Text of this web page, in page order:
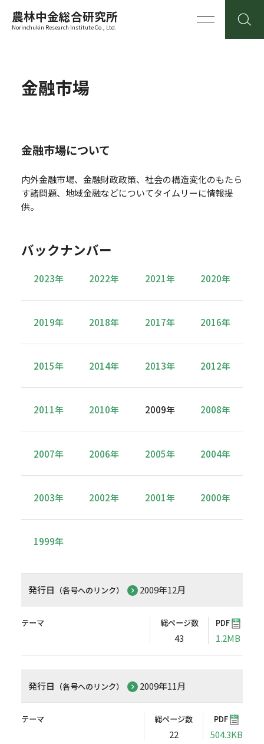
農林中金総合研究所
Norinchukin Research Institute Co., Ltd.
金融市場
金融市場について
内外金融市場、金融財政政策、社会の構造変化のもたら
す諸問題、地域金融などについてタイムリーに情報提
供。
バックナンバー
2023年 2022年 2021年 2020年
2019年 2018年 2017年 2016年
2015年 2014年 2013年 2012年
2011年 2010年 2009年 2008年
2007年 2006年 2005年 2004年
2003年 2002年 2001年 2000年
1999年
発行日 （各号へのリンク） 2009年12月
テーマ 総ページ数
43
PDF
1.2MB
発行日 （各号へのリンク） 2009年11月
テーマ 総ページ数
22
PDF
504.3KB